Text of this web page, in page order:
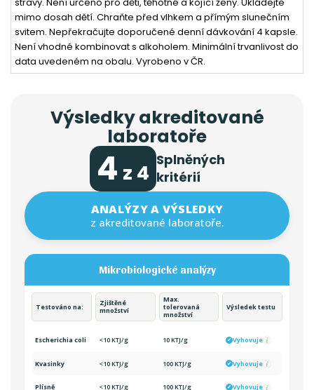
mimo dosah dětí. Chraňte před vlhkem a přímým slunečním
svitem. Nepřekračujte doporučené denní dávkování 4 kapsle.
Není vhodné kombinovat s alkoholem. Minimální trvanlivost do
data uvedeném na obalu. Vyrobeno v ČR.
Výsledky akreditované
laboratoře
4 z 4 Splněných
kritérií
ANALÝZY A VÝSLEDKY
z akreditované laboratoře.
Mikrobiologické analýzy
Testováno na:
Zjištěné
množství
Max.
tolerovaná
množství
Výsledek testu
Escherichia coli <10 KTJ/g 10 KTJ/g Vyhovuje
Kvasinky <10 KTJ/g 100 KTJ/g Vyhovuje
Plísně <10 KTJ/g 100 KTJ/g Vyhovuje